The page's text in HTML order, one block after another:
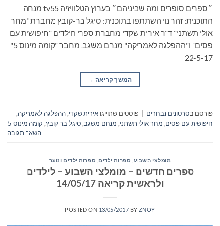
״ספרים סופרים ומה שביניהם״ בערוץ הטלוויזיה tv55 מנחה
התוכנית: זהר נוי השתתפו בתוכנית: סיגל בר-קובץ מחברת "מחר
אולי תשתני" ד"ר אירית שקדי מחברת ספרי הילדים "חיפושית עם
פסים" ו"ההפלגה לאמריקה" מנחם משגב, מחבר "קומה מינוס 5"
22-5-17
המשך קריאה →
פורסם בסרטונים נבחרים פוסטים שתוייגו אירית שקדי,ההפלגה לאמריקה,
חיפושית עם פסים, מחר אולי תשתני, מנחם משגב, סיגל בר קובץ, קומה מינוס 5
השאר תגובה
מומלצי השבוע ספרות ילדים ספרות ילדים ונוער
ספרים חדשים – מומלצי השבוע – לילדים
ולראשית קריאה 14/05/17
POSTED ON 13/05/2017 BY ZNOY